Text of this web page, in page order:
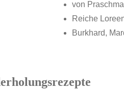
von
Reiche
Burkhard,